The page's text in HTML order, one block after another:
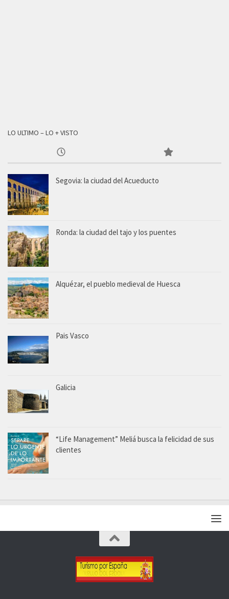
LO ULTIMO – LO + VISTO
Segovia: la ciudad del Acueducto
Ronda: la ciudad del tajo y los puentes
Alquézar, el pueblo medieval de Huesca
Pais Vasco
Galicia
“Life Management” Meliá busca la felicidad de sus
clientes